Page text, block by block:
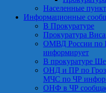
Населенные
Информационные
В Прокуратуре
Прокуратура
ОМВД России по
информирует
В прокуратуре
ОНД и ПР по
МЧС по ЧР
ОНФ в ЧР